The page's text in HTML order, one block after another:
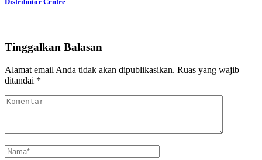
Tinggalkan Balasan
Alamat email Anda tidak akan dipublikasikan. Ruas yang wajib
ditandai *